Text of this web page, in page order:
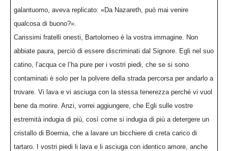
galantuomo, aveva replicato: «Da Nazareth, può mai venire
qualcosa di buono?».
Carissimi fratelli onesti, Bartolomeo è la vostra immagine. Non
abbiate paura, perciò di essere discriminati dal Signore. Egli nel suo
catino, l’acqua ce l’ha pure per i vostri piedi, che se si sono
contaminati è solo per la polvere della strada percorsa per andarlo a
trovare. Vi lava e vi asciuga con la stessa tenerezza perché vi vuol
bene da morire. Anzi, vorrei aggiungere, che Egli sulle vostre
estremità indugia di più, così come si indugia di più a detergere un
cristallo di Boemia, che a lavare un bicchiere di creta carico di
tartaro. I vostri piedi li lava e li asciuga con identico amore, anche